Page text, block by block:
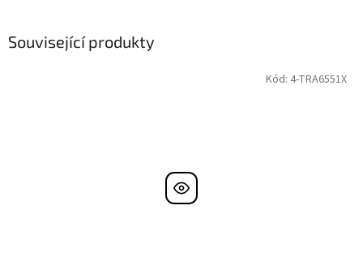
Související produkty
Kód: 4-TRA6551X